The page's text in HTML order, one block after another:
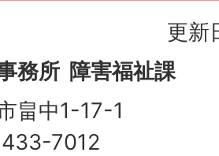
更新
務所 障害福祉課
畠中1-17-1
7012